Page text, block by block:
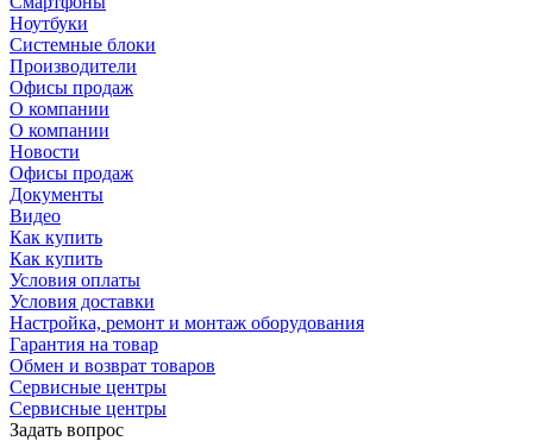
Ноутбуки
Системные блоки
Производители
Офисы продаж
О компании
О компании
Новости
Офисы продаж
Документы
Видео
Как купить
Как купить
Условия оплаты
Условия доставки
Настройка, ремонт и монтаж оборудования
Гарантия на товар
Обмен и возврат товаров
Сервисные центры
Сервисные центры
Задать вопрос